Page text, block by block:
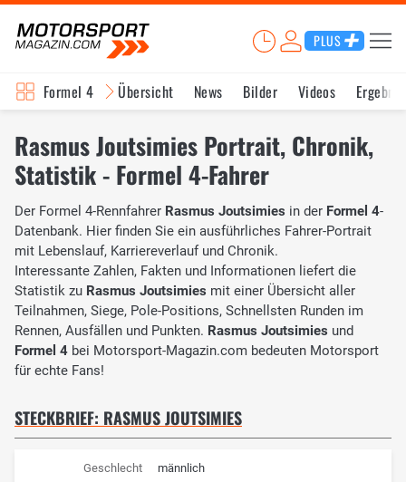
PLUS
Formel 4 Übersicht News Bilder Videos
Rasmus Joutsimies Portrait, Chronik,
Statistik - Formel 4-Fahrer
Der Formel 4-Rennfahrer Rasmus Joutsimies in der Formel 4-
Datenbank. Hier finden Sie ein ausführliches Fahrer-Portrait
mit Lebenslauf, Karriereverlauf und Chronik.
Interessante Zahlen, Fakten und Informationen liefert die
Statistik zu Rasmus Joutsimies mit einer Übersicht aller
Teilnahmen, Siege, Pole-Positions, Schnellsten Runden im
Rennen, Ausfällen und Punkten. Rasmus Joutsimies und
Formel 4 bei Motorsport-Magazin.com bedeuten Motorsport
für echte Fans!
STECKBRIEF: RASMUS JOUTSIMIES
Geschlecht männlich